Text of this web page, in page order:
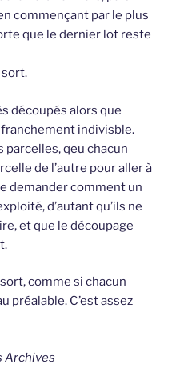
commençant par le plus
que le dernier lot reste
sort.
découpés alors que
indivisble.
qeu chacun
de l’autre pour aller à
demander comment un
d’autant qu’ils ne
et que le découpage
comme si chacun
préalable. C’est assez
Archives